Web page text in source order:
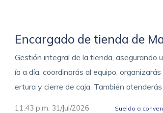
Encargado de tienda de
Gestión integral de la tienda, asegurando
ía a día, coordinarás al equipo,
ertura y cierre de caja. También
11:43 p.m. 31/Jul/2026 Sueldo a